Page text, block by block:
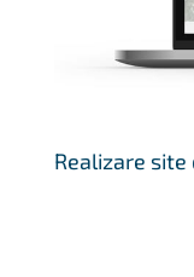
Realizare